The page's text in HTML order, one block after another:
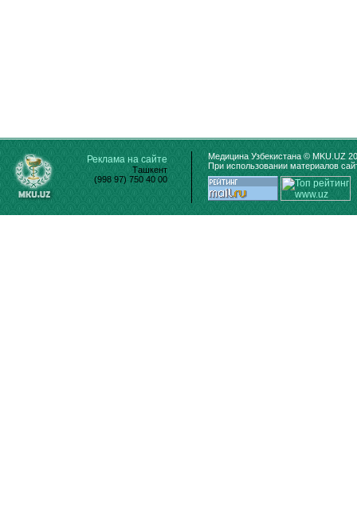
Реклама на сайте
Ташкент
(998 97) 750 40 00
Медицина Узбекистана © MKU.UZ
При использовании материалов